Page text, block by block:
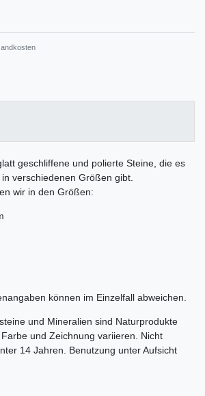
geschliffene und polierte Steine, die es
verschiedenen Größen gibt.
wir in den Größen:
können im Einzelfall abweichen.
und Mineralien sind Naturprodukte
und Zeichnung variieren. Nicht
14 Jahren. Benutzung unter Aufsicht